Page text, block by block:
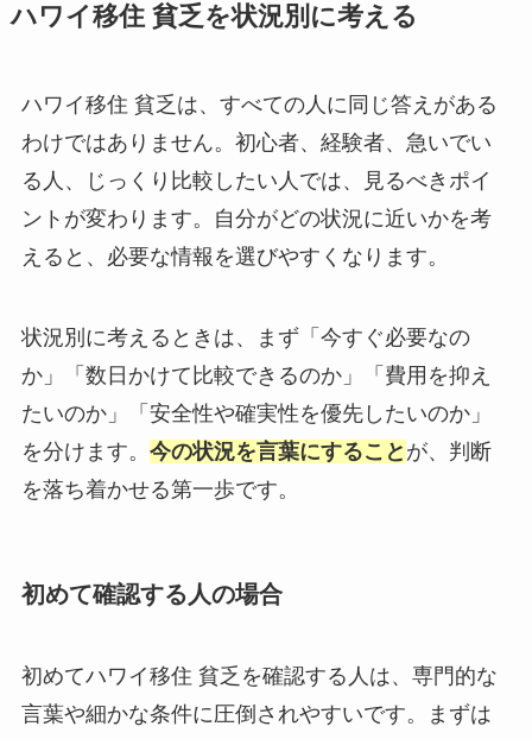
ハワイ移住 貧乏を状況別に考える
ハワイ移住 貧乏は、すべての人に同じ答えがある
わけではありません。初心者、経験者、急いでい
る人、じっくり比較したい人では、見るべきポイ
ントが変わります。自分がどの状況に近いかを考
えると、必要な情報を選びやすくなります。
状況別に考えるときは、まず「今すぐ必要なの
か」「数日かけて比較できるのか」「費用を抑え
たいのか」「安全性や確実性を優先したいのか」
を分けます。 今の状況を言葉にすること が、判断
を落ち着かせる第一歩です。
初めて確認する人の場合
初めてハワイ移住 貧乏を確認する人は、専門的な
言葉や細かな条件に圧倒されやすいです。まずは